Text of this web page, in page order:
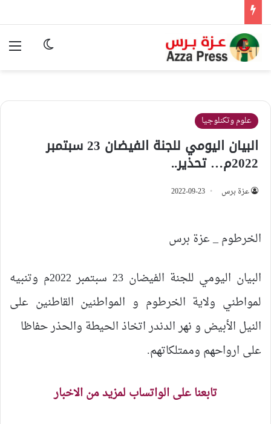
الوضع
علوم وتكنلوجيا
البيان اليومي للجنة الفيضان 23 سبتمبر
2022م… تحذير..
عزة برس 2022-09-23
‏الخرطوم _ عزة برس
البيان اليومي للجنة الفيضان 23 سبتمبر 2022م وتنبيه
لمواطني ولاية الخرطوم و المواطنين القاطنين على
النيل الأبيض و نهر الدندر اتخاذ الحيطة والحذر حفاظا
على ارواحهم وممتلكاتهم.
تابعنا على الواتساب لمزيد من الاخبار